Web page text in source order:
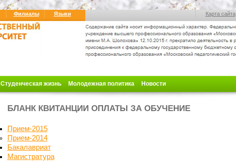
Филиалы Языки Карта сайта
Студенческая жизнь Молодежная политика Новости
БЛАНК КВИТАНЦИИ ОПЛАТЫ ЗА ОБУЧЕНИЕ
Прием-2015
Прием-2014
Бакалавриат
Магистратура